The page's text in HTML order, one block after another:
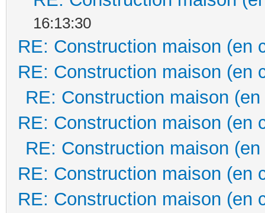
16:13:30
RE: Construction maison (en
RE: Construction maison (en
RE: Construction maison
RE: Construction maison (en
RE: Construction maison
RE: Construction maison (en
RE: Construction maison (en